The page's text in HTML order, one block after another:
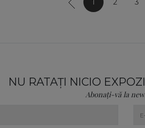
1 2 3
NU RATAȚI NICIO
Abonați-vă la